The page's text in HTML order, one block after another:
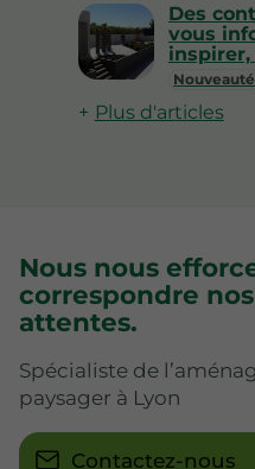
Nouveauté
Des
vous
Plus d'articles
Nous nous
correspondre
attentes.
Spécialiste de
paysager à Lyon
Contactez-nous